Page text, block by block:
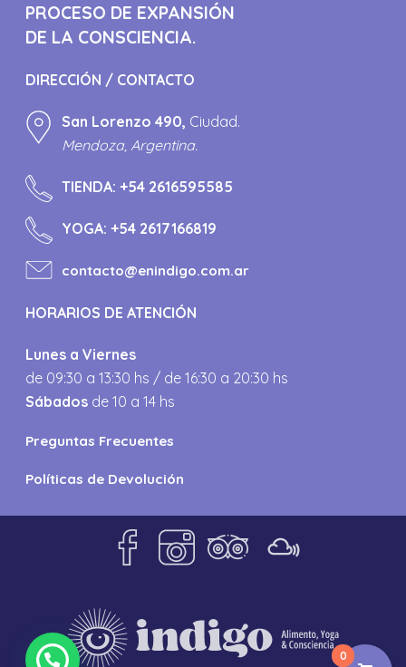
PROCESO DE EXPANSIÓN
DE LA CONSCIENCIA.
DIRECCIÓN / CONTACTO
San Lorenzo 490, Ciudad.
Mendoza, Argentina.
TIENDA:+54 2616595585
YOGA:+54 2617166819
contacto@enindigo.com.ar
HORARIOS DE ATENCIÓN
Lunes a Viernes
de 09:30 a 13:30 hs / de 16:30 a 20:30 hs
Sábados de 10 a 14 hs
Preguntas Frecuentes
Políticas de Devolución
0